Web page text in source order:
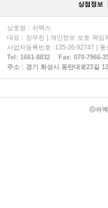
상점정보
상호명 : 쉬멕스
대표 : 장우천 | 개인정보 보호 책임
사업자등록번호 :135-26-92747 |
Tel: 1661-8832 Fax: 070-7966-
주소 : 경기 화성시 동탄대로23길
ⓒ쉬멕